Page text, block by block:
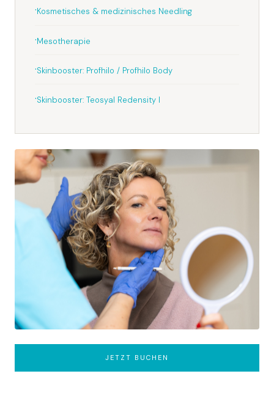
Kosmetisches & medizinisches Needling
Mesotherapie
Skinbooster: Profhilo / Profhilo Body
Skinbooster: Teosyal Redensity I
JETZT BUCHEN